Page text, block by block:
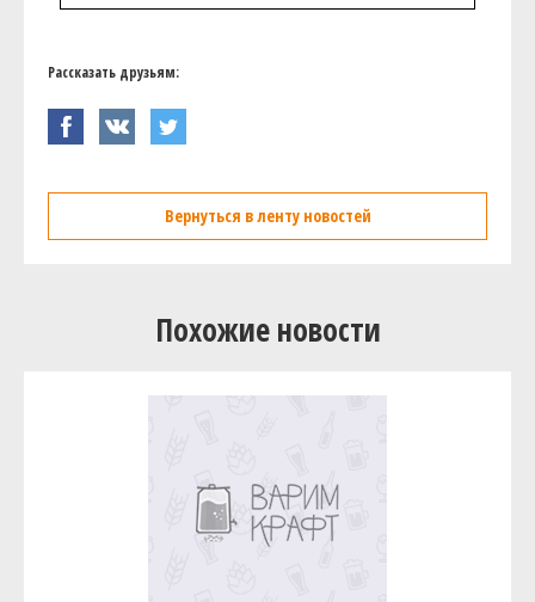
Рассказать друзьям:
Вернуться в ленту новостей
Похожие новости